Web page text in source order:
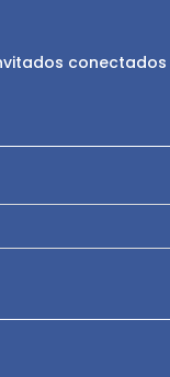
conectados